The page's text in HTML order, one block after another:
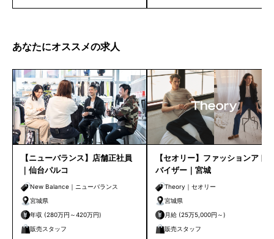
あなたにオススメの求人
【ニューバランス】店舗正社員
｜仙台パルコ
New Balance｜ニューバランス
宮城県
年収 (280万円～420万円)
販売スタッフ
【セオリー】ファッションアド
バイザー｜宮城
Theory｜セオリー
宮城県
月給 (25万5,000円～)
販売スタッフ